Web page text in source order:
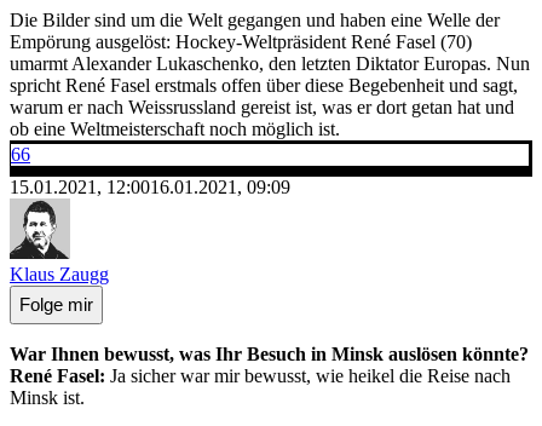
Die Bilder sind um die Welt gegangen und haben eine Welle der
Empörung ausgelöst: Hockey-Weltpräsident René Fasel (70)
umarmt Alexander Lukaschenko, den letzten Diktator Europas. Nun
spricht René Fasel erstmals offen über diese Begebenheit und sagt,
warum er nach Weissrussland gereist ist, was er dort getan hat und
ob eine Weltmeisterschaft noch möglich ist.
66
15.01.2021, 12:0016.01.2021, 09:09
Klaus Zaugg
Folge mir
War Ihnen bewusst, was Ihr Besuch in Minsk auslösen könnte?
René Fasel: Ja sicher war mir bewusst, wie heikel die Reise nach
Minsk ist.